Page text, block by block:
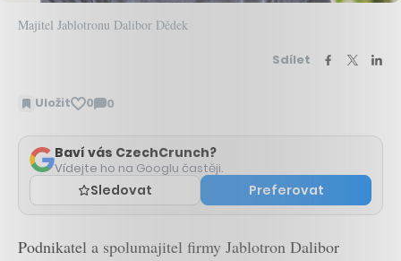
Majitel Jablotronu Dalibor Dědek
Sdílet
Uložit 0 0
Zobrazit
Baví vás CzechCrunch?
Vídejte ho na Googlu častěji.
Sledovat Preferovat
Podnikatel a spolumajitel firmy Jablotron Dalibor